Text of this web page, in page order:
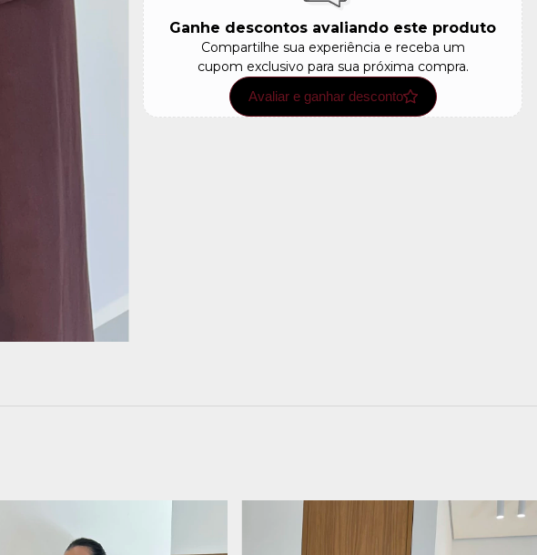
Ganhe descontos avaliando este produto
Compartilhe sua experiência e receba um
cupom exclusivo para sua próxima compra.
Avaliar e ganhar desconto